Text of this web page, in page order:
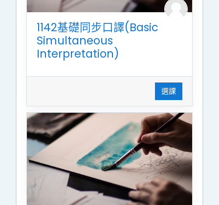
1142基礎同步口譯(Basic
Simultaneous
Interpretation)
選課